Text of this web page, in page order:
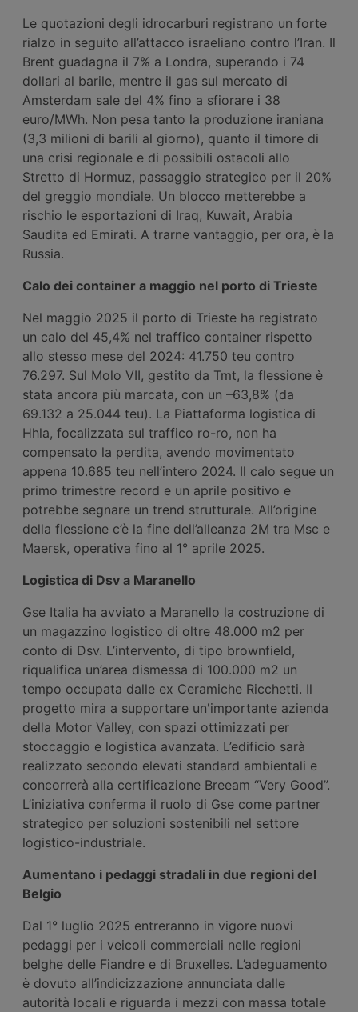
Le quotazioni degli idrocarburi registrano un forte
rialzo in seguito all’attacco israeliano contro l’Iran. Il
Brent guadagna il 7% a Londra, superando i 74
dollari al barile, mentre il gas sul mercato di
Amsterdam sale del 4% fino a sfiorare i 38
euro/MWh. Non pesa tanto la produzione iraniana
(3,3 milioni di barili al giorno), quanto il timore di
una crisi regionale e di possibili ostacoli allo
Stretto di Hormuz, passaggio strategico per il 20%
del greggio mondiale. Un blocco metterebbe a
rischio le esportazioni di Iraq, Kuwait, Arabia
Saudita ed Emirati. A trarne vantaggio, per ora, è la
Russia.
Calo dei container a maggio nel porto di Trieste
Nel maggio 2025 il porto di Trieste ha registrato
un calo del 45,4% nel traffico container rispetto
allo stesso mese del 2024: 41.750 teu contro
76.297. Sul Molo VII, gestito da Tmt, la flessione è
stata ancora più marcata, con un –63,8% (da
69.132 a 25.044 teu). La Piattaforma logistica di
Hhla, focalizzata sul traffico ro-ro, non ha
compensato la perdita, avendo movimentato
appena 10.685 teu nell’intero 2024. Il calo segue un
primo trimestre record e un aprile positivo e
potrebbe segnare un trend strutturale. All’origine
della flessione c’è la fine dell’alleanza 2M tra Msc e
Maersk, operativa fino al 1° aprile 2025.
Logistica di Dsv a Maranello
Gse Italia ha avviato a Maranello la costruzione di
un magazzino logistico di oltre 48.000 m2 per
conto di Dsv. L’intervento, di tipo brownfield,
riqualifica un’area dismessa di 100.000 m2 un
tempo occupata dalle ex Ceramiche Ricchetti. Il
progetto mira a supportare un'importante azienda
della Motor Valley, con spazi ottimizzati per
stoccaggio e logistica avanzata. L’edificio sarà
realizzato secondo elevati standard ambientali e
concorrerà alla certificazione Breeam “Very Good”.
L’iniziativa conferma il ruolo di Gse come partner
strategico per soluzioni sostenibili nel settore
logistico-industriale.
Aumentano i pedaggi stradali in due regioni del
Belgio
Dal 1° luglio 2025 entreranno in vigore nuovi
pedaggi per i veicoli commerciali nelle regioni
belghe delle Fiandre e di Bruxelles. L’adeguamento
è dovuto all’indicizzazione annunciata dalle
autorità locali e riguarda i mezzi con massa totale